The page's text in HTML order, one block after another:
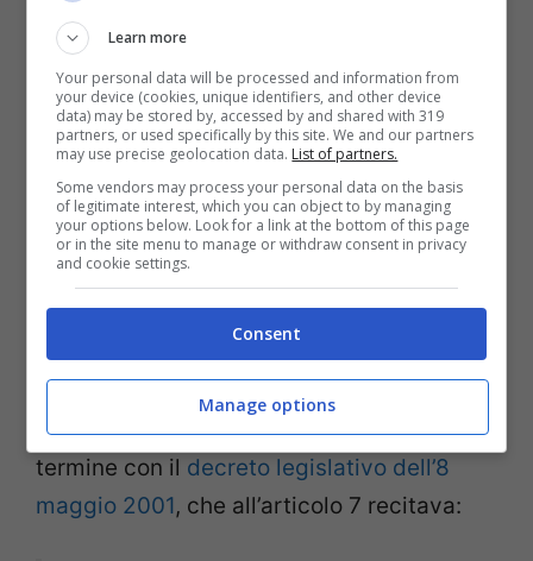
La sospensione della leva militare in Italia
non avvenne da un giorno all’altro, come
lasciano pensare i proclami di Silvio
Berlusconi. È un fatto, storico, da collocare
in unprocesso di ammodernamento e
trasformazione delle forze armate
italiane , iniziato 25 anni fa: il passaggio
dall’esercito di leva a quello professionale
e volontario.
Furono i governi di Massimo D’Alema e
Giuliano Amato a inaugurarlo, portandolo a
termine con il decreto legislativo dell’8
maggio 2001, che all’articolo 7 recitava:
Learn more
Your personal data will be processed and information from
your device (cookies, unique identifiers, and other device
data) may be stored by, accessed by and shared with 319
partners, or used specifically by this site. We and our partners
may use precise geolocation data. List of partners.
Some vendors may process your personal data on the basis
of legitimate interest, which you can object to by managing
your options below. Look for a link at the bottom of this page
or in the site menu to manage or withdraw consent in privacy
and cookie settings.
Consent
Manage options